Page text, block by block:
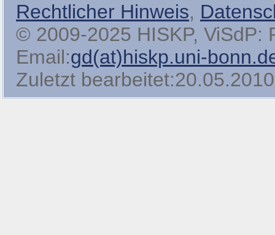
Rechtlicher Hinweis,
© 2009-2025 HISKP, ViSdP:
Email:gd(at)hiskp.uni-
Zuletzt